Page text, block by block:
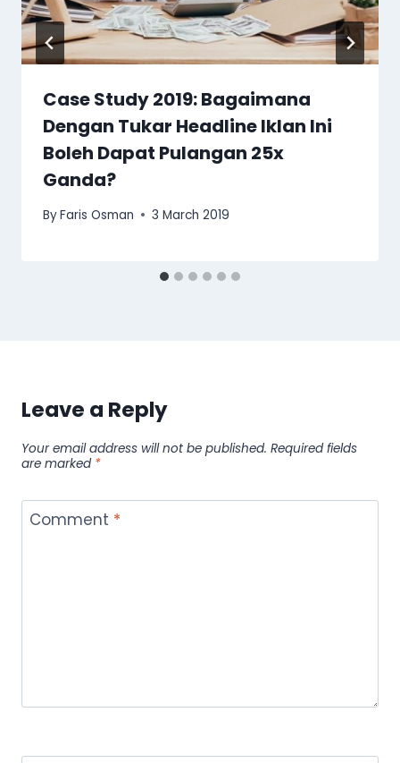
Case Study 2019: Bagaimana
Dengan Tukar Headline Iklan Ini
Boleh Dapat Pulangan 25x
Ganda?
ByFaris Osman 3 March 2019
Leave a Reply
Your email address will not be published. Required fields
are marked *
Comment *